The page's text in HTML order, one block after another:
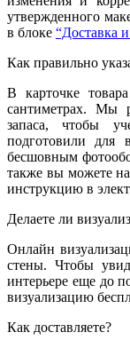
утвержденного
в блоке “Доставка
Как правильно
В карточке
сантиметрах. Мы
запаса, чтобы
подготовили
бесшовным
также вы можете
инструкцию в
Делаете ли
Онлайн
стены. Чтобы
интерьере еще до
визуализацию
Как доставляете?